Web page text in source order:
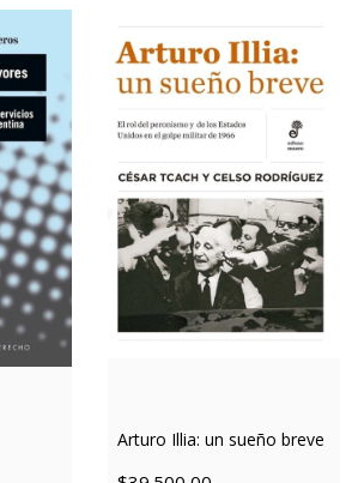
Arturo Illia: un sueño breve